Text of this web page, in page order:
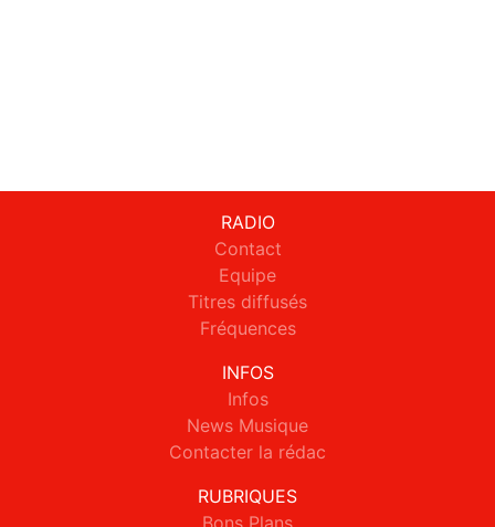
RADIO
Contact
Equipe
Titres diffusés
Fréquences
INFOS
Infos
News Musique
Contacter la rédac
RUBRIQUES